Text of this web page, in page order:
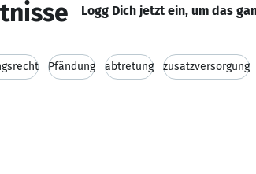
Logg Dich jetzt ein, um das
Pfändung abtretung zusatzversorgung